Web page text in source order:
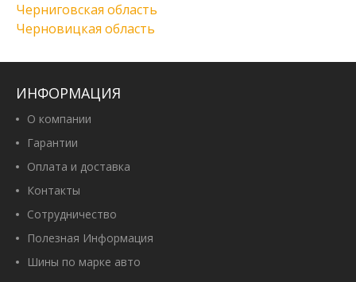
Черниговская область
Черновицкая область
ИНФОРМАЦИЯ
О компании
Гарантии
Оплата и доставка
Контакты
Сотрудничество
Полезная Информация
Шины по марке авто